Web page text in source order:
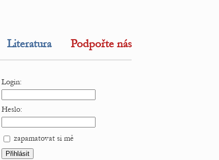
Literatura Podpořte nás
Login:
Heslo:
zapamatovat si mě